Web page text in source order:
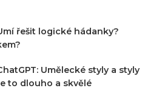
řešit logické hádanky?
Umělecké styly a styly
to dlouho a skvělé